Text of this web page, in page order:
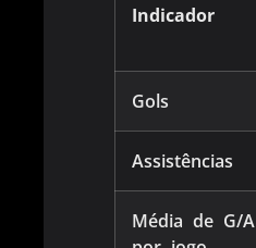
Indicador
Gols
Assistências
Média de G/A